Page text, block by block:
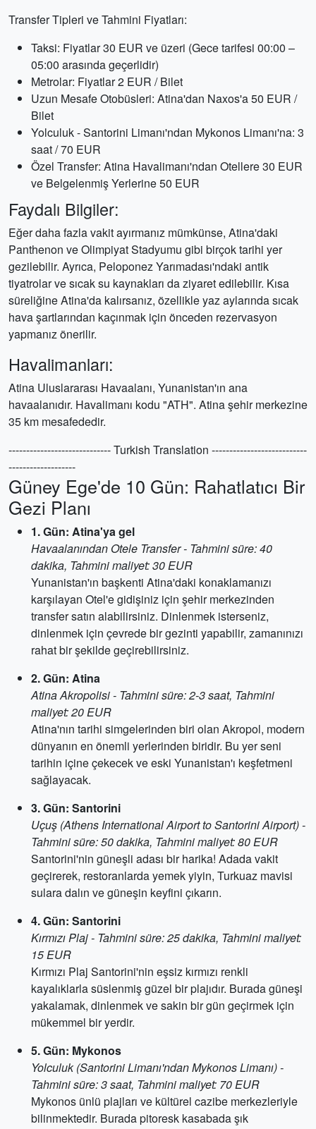
Transfer Tipleri ve Tahmini Fiyatları:
Taksi: Fiyatlar 30 EUR ve üzeri (Gece tarifesi 00:00 –
05:00 arasında geçerlidir)
Metrolar: Fiyatlar 2 EUR / Bilet
Uzun Mesafe Otobüsleri: Atina'dan Naxos'a 50 EUR /
Bilet
Yolculuk - Santorini Limanı'ndan Mykonos Limanı'na: 3
saat / 70 EUR
Özel Transfer: Atina Havalimanı'ndan Otellere 30 EUR
ve Belgelenmiş Yerlerine 50 EUR
Faydalı Bilgiler:
Eğer daha fazla vakit ayırmanız mümkünse, Atina'daki
Panthenon ve Olimpiyat Stadyumu gibi birçok tarihi yer
gezilebilir. Ayrıca, Peloponez Yarımadası'ndaki antik
tiyatrolar ve sıcak su kaynakları da ziyaret edilebilir. Kısa
süreliğine Atina'da kalırsanız, özellikle yaz aylarında sıcak
hava şartlarından kaçınmak için önceden rezervasyon
yapmanız önerilir.
Havalimanları:
Atina Uluslararası Havaalanı, Yunanistan'ın ana
havaalanıdır. Havalimanı kodu "ATH". Atina şehir merkezine
35 km mesafededir.
----------------------------- Turkish Translation ---------------------------
-------------------
Güney Ege'de 10 Gün: Rahatlatıcı Bir
Gezi Planı
1. Gün: Atina'ya gel
Havaalanından Otele Transfer - Tahmini süre: 40
dakika, Tahmini maliyet: 30 EUR
Yunanistan'ın başkenti Atina'daki konaklamanızı
karşılayan Otel'e gidişiniz için şehir merkezinden
transfer satın alabilirsiniz. Dinlenmek isterseniz,
dinlenmek için çevrede bir gezinti yapabilir, zamanınızı
rahat bir şekilde geçirebilirsiniz.
2. Gün: Atina
Atina Akropolisi - Tahmini süre: 2-3 saat, Tahmini
maliyet: 20 EUR
Atina'nın tarihi simgelerinden biri olan Akropol, modern
dünyanın en önemli yerlerinden biridir. Bu yer seni
tarihin içine çekecek ve eski Yunanistan'ı keşfetmeni
sağlayacak.
3. Gün: Santorini
Uçuş (Athens International Airport to Santorini Airport) -
Tahmini süre: 50 dakika, Tahmini maliyet: 80 EUR
Santorini'nin güneşli adası bir harika! Adada vakit
geçirerek, restoranlarda yemek yiyin, Turkuaz mavisi
sulara dalın ve güneşin keyfini çıkarın.
4. Gün: Santorini
Kırmızı Plaj - Tahmini süre: 25 dakika, Tahmini maliyet:
15 EUR
Kırmızı Plaj Santorini'nin eşsiz kırmızı renkli
kayalıklarla süslenmiş güzel bir plajıdır. Burada güneşi
yakalamak, dinlenmek ve sakin bir gün geçirmek için
mükemmel bir yerdir.
5. Gün: Mykonos
Yolculuk (Santorini Limanı'ndan Mykonos Limanı) -
Tahmini süre: 3 saat, Tahmini maliyet: 70 EUR
Mykonos ünlü plajları ve kültürel cazibe merkezleriyle
bilinmektedir. Burada pitoresk kasabada şık